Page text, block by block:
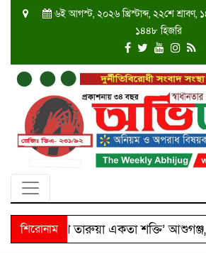
৬ই আগস্ট, ২০২৬ খ্রিস্টাব্দ, ২২শে শ্রাবণ,
১৪৪৮ হিজরি
শিরোনাম
‘দক্ষিণ তারুয়া একতা শক্তি’ আশুগঞ্জ,